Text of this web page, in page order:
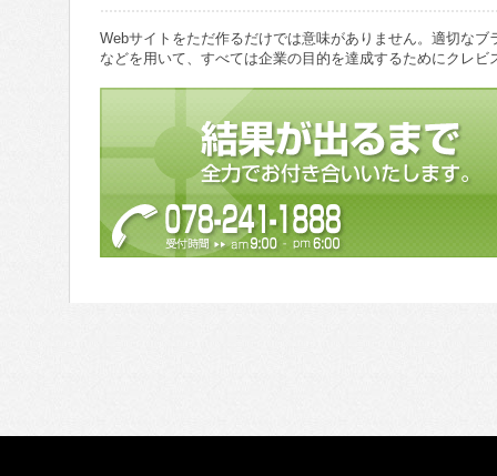
Webサイトをただ作るだけでは意味がありません。適切な
などを用いて、すべては企業の目的を達成するためにクレ